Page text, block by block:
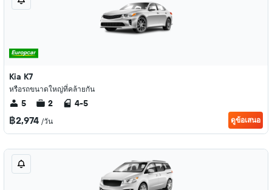
Kia K7
หรือรถขนาดใหญ่ที่คล้ายกัน
5 2 4-5
฿2,974 /วัน ดูข้อเสนอ